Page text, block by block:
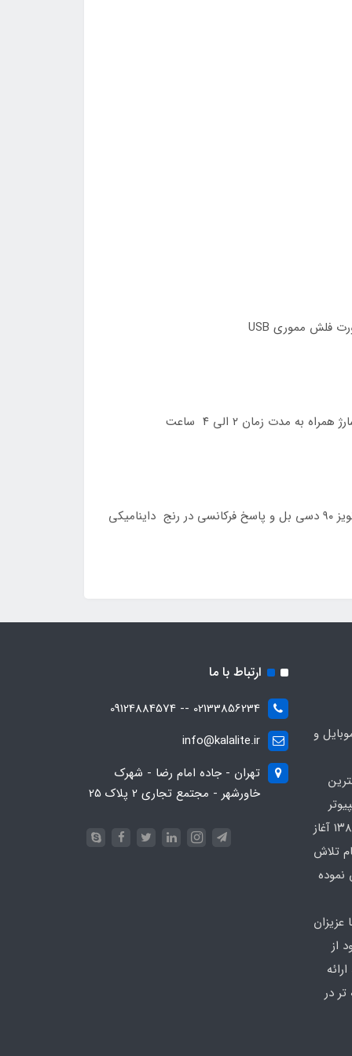
پخش صدای شفاف به لطف وجود ۲ درایو ۵۷ میلی متری و امپدانس ۴ اهمی و توان خروجی کلی ۱۰ وات، نسبت سیگنال به نویز ۹۰ دسی بل و پاسخ فرکانسی در رنج داینامیکی
و
در محدوده که کار خود را از سال ۱۳۸۶ آغاز
تلاش
نموده
از
در
ارتباط با ما
02133856234 -- 09124884574
info@kalalite.ir
تهران - جاده امام رضا - شهرک
خاورشهر - مجتمع تجاری 2 پلاک 25